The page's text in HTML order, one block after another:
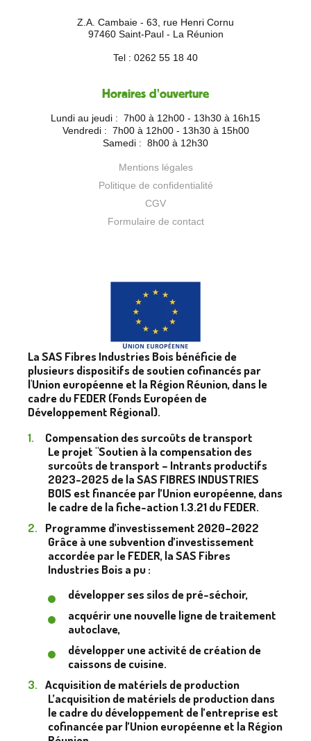
Z.A. Cambaie - 63, rue Henri Cornu
97460 Saint-Paul - La Réunion
Tel : 0262 55 18 40
Horaires d'ouverture
Lundi au jeudi : 7h00 à 12h00 - 13h30 à 16h15
Vendredi : 7h00 à 12h00 - 13h30 à 15h00
Samedi : 8h00 à 12h30
Mentions légales
Politique de confidentialité
CGV
Formulaire de contact
La SAS Fibres Industries Bois bénéficie de
plusieurs dispositifs de soutien cofinancés par
l'Union européenne et la Région Réunion, dans le
cadre du FEDER (Fonds Européen de
Développement Régional).
Compensation des surcoûts de transport
Le projet "Soutien à la compensation des
surcoûts de transport – Intrants productifs
2023-2025 de la SAS FIBRES INDUSTRIES
BOIS est financée par l’Union européenne, dans
le cadre de la fiche-action 1.3.21 du FEDER.
Programme d’investissement 2020–2022
Grâce à une subvention d’investissement
accordée par le FEDER, la SAS Fibres
Industries Bois a pu :
développer ses silos de pré-séchoir,
acquérir une nouvelle ligne de traitement
autoclave,
développer une activité de création de
caissons de cuisine.
Acquisition de matériels de production
L’acquisition de matériels de production dans
le cadre du développement de l’entreprise est
cofinancée par l’Union européenne et la Région